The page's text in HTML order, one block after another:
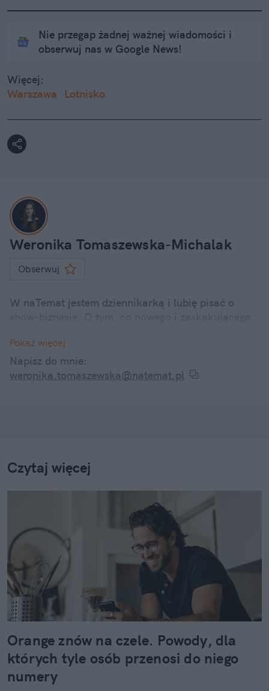
Nie przegap żadnej ważnej wiadomości i
obserwuj nas w Google News!
Więcej:
Warszawa
Lotnisko
Weronika Tomaszewska-Michalak
Obserwuj
W naTemat jestem dziennikarką i lubię pisać o
Internetowe dramy, kontrowersyjne wypowiedzi, a
także ciekawostki z życia codziennego znanych
twarzy – śledzę je wszystkie i informuję o nich w
Pokaż więcej
Napisz do mnie:
weronika.tomaszewska@natemat.pl
Czytaj więcej
Orange znów na czele. Powody, dla
których tyle osób przenosi do niego
numery